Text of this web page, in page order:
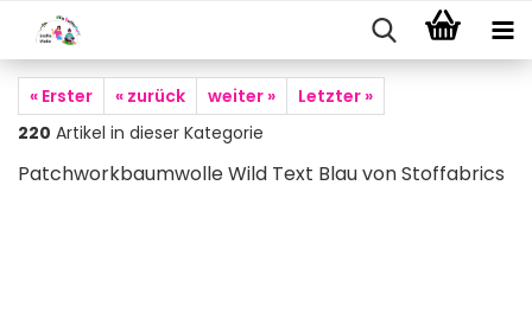
« Erster « zurück weiter »
Letzter »
220 Artikel in dieser Kategorie
Patchworkbaumwolle Wild Text Blau von Stoffabrics